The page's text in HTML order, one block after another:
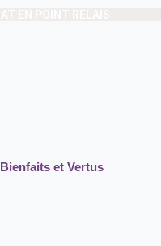
Bienfaits et Vertus